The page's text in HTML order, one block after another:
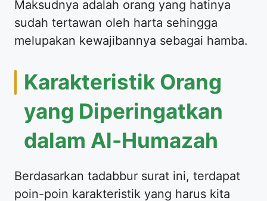
Maksudnya adalah orang yang hatinya
sudah tertawan oleh harta sehingga
melupakan kewajibannya sebagai hamba.
Karakteristik Orang
yang Diperingatkan
dalam Al-Humazah
Berdasarkan tadabbur surat ini, terdapat
poin-poin karakteristik yang harus kita